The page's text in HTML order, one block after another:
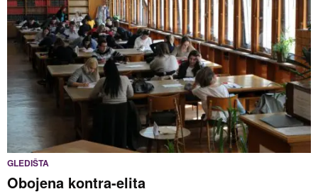
GLEDIŠTA
Obojena kontra-elita